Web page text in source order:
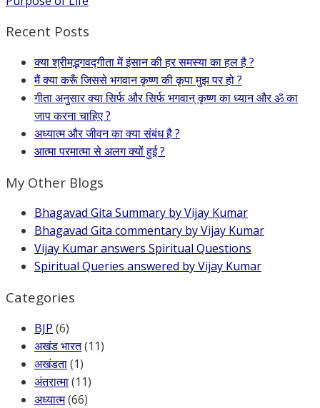
Recent Posts
क्या श्रीमद्भगवद्गीता में इंसान की हर समस्या का हल है ?
मैं क्या करूँ जिससे भगवान कृष्ण की कृपा मुझ पर हो ?
गीता अनुसार क्या सिर्फ और सिर्फ भगवान् कृष्ण का ध्यान और ॐ का
जाप करना चाहिए ?
अध्यात्म और जीवन का क्या संबंध है ?
आत्मा परमात्मा से अलग क्यों हुई ?
My Other Blogs
Bhagavad Gita Summary by Vijay Kumar
Bhagavad Gita commentary by Vijay Kumar
Vijay Kumar answers Spiritual Questions
Spiritual Queries answered by Vijay Kumar
Categories
BJP (6)
अखंड भारत(11)
अखंडता(1)
अंतरात्मा(11)
अध्यात्म(66)